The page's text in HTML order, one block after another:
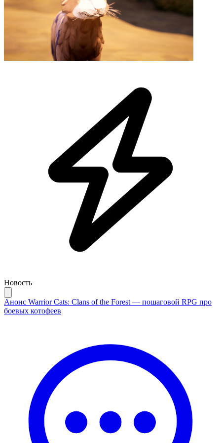
Новость
Анонс Warrior Cats: Clans of the Forest — пошаговой RPG про
боевых котофеев